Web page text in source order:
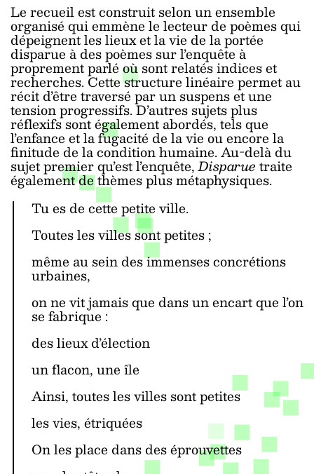
Le recueil est construit selon un ensemble
organisé qui emmène le lecteur de poèmes qui
dépeignent les lieux et la vie de la portée
disparue à des poèmes sur l’enquête à
proprement parlé où sont relatés indices et
recherches. Cette structure linéaire permet au
récit d’être traversé par un suspens et une
tension progressifs. D’autres sujets plus
réflexifs sont également abordés, tels que
l’enfance et la fugacité de la vie ou encore la
finitude de la condition humaine. Au-delà du
sujet premier qu’est l’enquête,Disparuetraite
également de thèmes plus métaphysiques.
Tu es de cette petite ville.
Toutes les villes sont petites ;
même au sein des immenses concrétions
urbaines,
on ne vit jamais que dans un encart que l’on
se fabrique :
des lieux d’élection
un flacon, une île
Ainsi, toutes les villes sont petites
les vies, étriquées
On les place dans des éprouvettes